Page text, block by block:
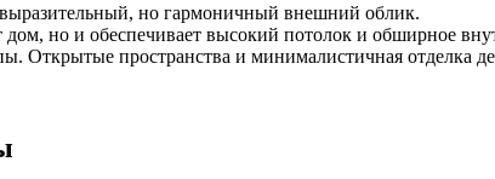
но гармоничный внешний облик.
но и обеспечивает высокий потолок и обширное
пространства и минималистичная отделка